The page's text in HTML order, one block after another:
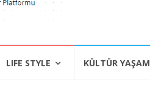
LIFE STYLE KÜLTÜR YAŞAM